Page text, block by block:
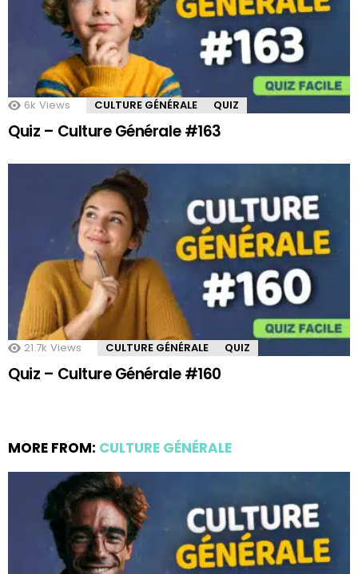
6k Views CULTURE GÉNÉRALE QUIZ
Quiz – Culture Générale #163
21.7k Views CULTURE GÉNÉRALE QUIZ
Quiz – Culture Générale #160
MORE FROM: CULTURE GÉNÉRALE